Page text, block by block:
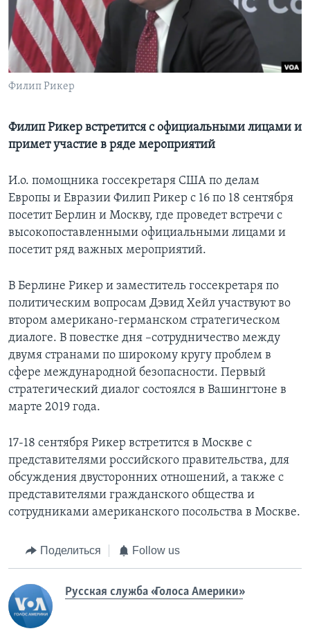
Learning English
СОЦИАЛЬНЫЕ СЕТИ
Языки
Филип Рикер
Филип Рикер встретится с официальными лицами и
примет участие в ряде мероприятий
И.о. помощника госсекретаря США по делам
Европы и Евразии Филип Рикер с 16 по 18 сентября
посетит Берлин и Москву, где проведет встречи с
высокопоставленными официальными лицами и
посетит ряд важных мероприятий.
В Берлине Рикер и заместитель госсекретаря по
политическим вопросам Дэвид Хейл участвуют во
втором американо-германском стратегическом
диалоге. В повестке дня –сотрудничество между
двумя странами по широкому кругу проблем в
сфере международной безопасности. Первый
стратегический диалог состоялся в Вашингтоне в
марте 2019 года.
17-18 сентября Рикер встретится в Москве с
представителями российского правительства, для
обсуждения двусторонних отношений, а также с
представителями гражданского общества и
сотрудниками американского посольства в Москве.
Поделиться Follow us
Русская служба «Голоса Америки»